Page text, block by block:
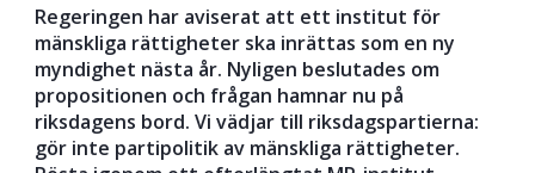
Regeringen har aviserat att ett institut för
mänskliga rättigheter ska inrättas som en ny
myndighet nästa år. Nyligen beslutades om
propositionen och frågan hamnar nu på
riksdagens bord. Vi vädjar till riksdagspartierna:
gör inte partipolitik av mänskliga rättigheter.